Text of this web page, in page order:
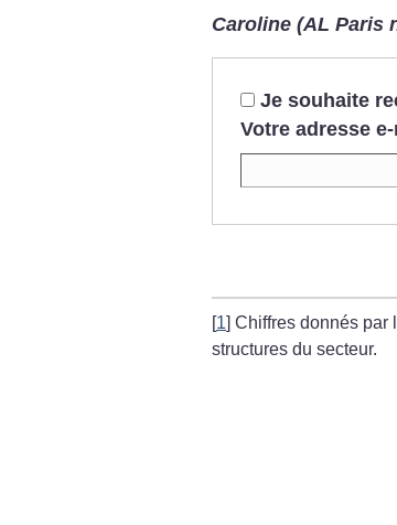
Caroline (AL Paris
Je souhaite
Votre adresse
[1] Chiffres donnés par
structures du secteur.